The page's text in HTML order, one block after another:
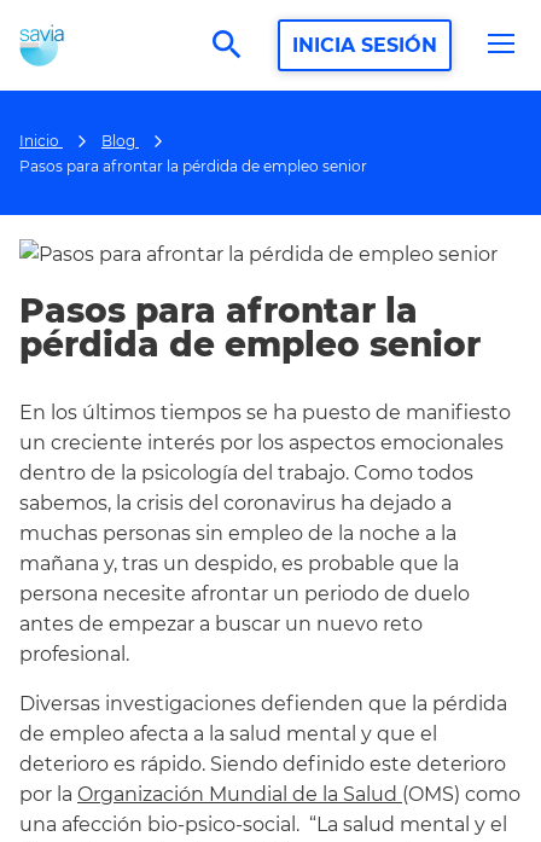
search INICIA SESIÓN
Inicio
Blog
Pasos para afrontar la pérdida de empleo senior
Pasos para afrontar la
pérdida de empleo senior
En los últimos tiempos se ha puesto de manifiesto
un creciente interés por los aspectos emocionales
dentro de la psicología del trabajo. Como todos
sabemos, la crisis del coronavirus ha dejado a
muchas personas sin empleo de la noche a la
mañana y, tras un despido, es probable que la
persona necesite afrontar un periodo de duelo
antes de empezar a buscar un nuevo reto
profesional.
Diversas investigaciones defienden que la pérdida
de empleo afecta a la salud mental y que el
deterioro es rápido. Siendo definido este deterioro
por la Organización Mundial de la Salud (OMS) como
una afección bio-psico-social. “La salud mental y el